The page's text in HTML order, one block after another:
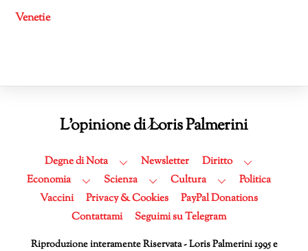
Venetie
Back
Top
L'opinione di Loris Palmerini
Degne di Nota Newsletter
Diritto
Economia
Scienza Cultura
Politica
Vaccini
Privacy & Cookies
PayPal Donations
Contattami
Seguimi su Telegram
Riproduzione interamente Riservata - Loris Palmerini 1995 e